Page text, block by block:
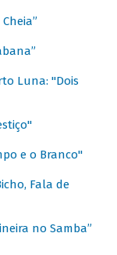
Luna: "Dois
e o Branco"
Fala de
no Samba”